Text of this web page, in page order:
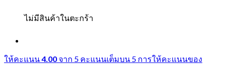
ไม่มีสินค้าในตะกร้า
ให้คะแนน4.00 จาก 5 คะแนนเต็มบน 5 การให้คะแนนของ